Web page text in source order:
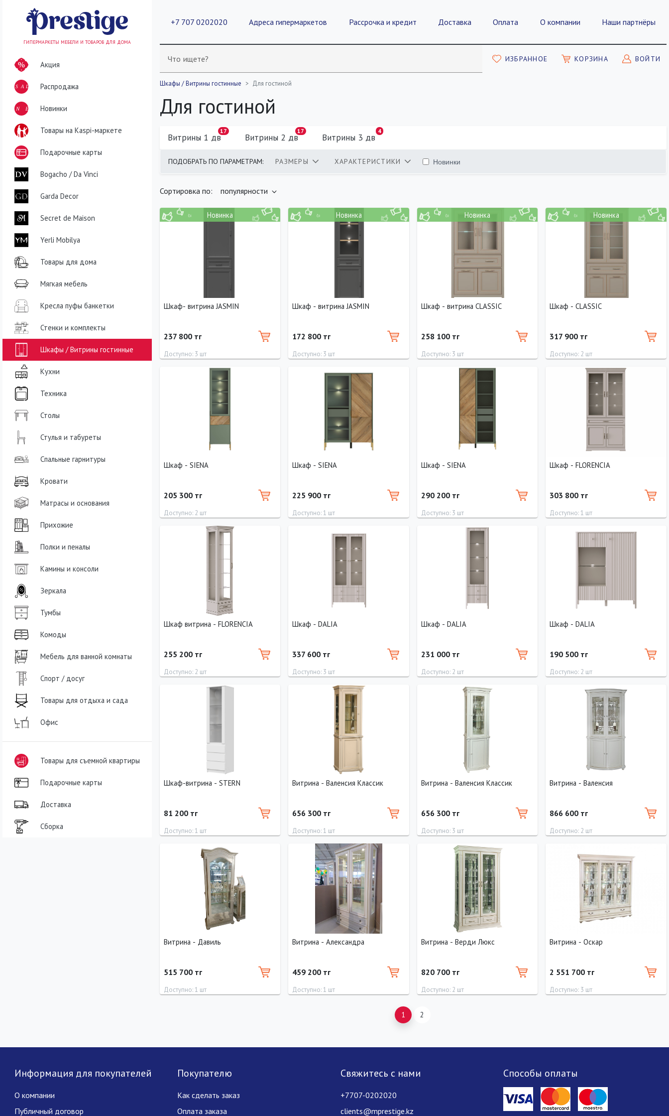
+7 707 0202020 Адреса гипермаркетов Рассрочка и кредит Доставка Оплата О компании Наши партнёры
Что ищете? ИЗБРАННОЕ КОРЗИНА ВОЙТИ
ГИПЕРМАРКЕТЫ МЕБЕЛИ И ТОВАРОВ ДЛЯ ДОМА
Акция
SALE Распродажа
NEWНовинки
Товары на Kaspi-маркете
Подарочные карты
Bogacho / Da Vinci
Garda Decor
Secret de Maison
Yerli Mobilya
Товары для дома
Мягкая мебель
Кресла пуфы банкетки
Стенки и комплекты
Шкафы / Витрины гостинные
Кухни
Техника
Столы
Стулья и табуреты
Спальные гарнитуры
Кровати
Матрасы и основания
Прихожие
Полки и пеналы
Камины и консоли
Зеркала
Тумбы
Комоды
Мебель для ванной комнаты
Спорт / досуг
Товары для отдыха и сада
Офис
Товары для съемной квартиры
Подарочные карты
Доставка
Сборка
Шкафы / Витрины гостинные Для гостиной
Для гостиной
Витрины 1 дв
17
Витрины 2 дв
17
Витрины 3 дв
4
ПОДОБРАТЬ ПО ПАРАМЕТРАМ: РАЗМЕРЫ ХАРАКТЕРИСТИКИ
Новинки
Сортировка по: популярности
Шкаф- витрина JASMIN
237 800 тг
Доступно: 3 шт
Высота
200 см
Новинка
Шкаф - витрина JASMIN
172 800 тг
Доступно: 3 шт
Высота
200 см
Глубина
40 см
Новинка
Шкаф - витрина CLASSIC
258 100 тг
Доступно: 3 шт
Высота
170 см 40 см
Новинка
Шкаф - CLASSIC
317 900 тг
Доступно: 2 шт
Высота
200 см
Глубина
40 см
Новинка
Шкаф - SIENA
205 300 тг
Доступно: 2 шт
Высота
Шкаф - SIENA
225 900 тг
Доступно: 1 шт
Высота
150 см
Глубина
40 см
Шкаф - SIENA
290 200 тг
Доступно: 3 шт
Высота
200 см
Шкаф - FLORENCIA
303 800 тг
Доступно: 1 шт
Высота
220 см
Глубина
Шкаф витрина - FLORENCIA
255 200 тг
Доступно: 2 шт
Высота
Шкаф - DALIA
337 600 тг
Доступно: 3 шт
Высота
200 см
Глубина
Шкаф - DALIA
231 000 тг
Доступно: 2 шт
Высота
200 см
Глубина
Шкаф - DALIA
190 500 тг
Доступно: 2 шт
Высота
130 см
Глубина
40 см
Шкаф-витрина - STERN
81 200 тг
Доступно: 1 шт
Ширина
40 см
Высота
200 см
Витрина - Валенсия Классик
656 300 тг
Доступно: 1 шт
Ширина
70 см
Высота
220 см
Витрина - Валенсия Классик
656 300 тг
Доступно: 3 шт
Ширина
70 см
Высота
220 см
Витрина - Валенсия
866 600 тг
Доступно: 2 шт
110 см 220 см
Витрина - Давиль
515 700 тг
Доступно: 1 шт
Витрина - Александра
459 200 тг
Доступно: 1 шт
Витрина - Верди Люкс
820 700 тг
Доступно: 2 шт
Длина
0 см
Витрина - Оскар
2 551 700 тг
Доступно: 3 шт
1 2
Информация для покупателей
О компании
Публичный договор
Покупателю
Как сделать заказ
Оплата заказа
Свяжитесь с нами
+7707-0202020
clients@mprestige.kz
Способы оплаты